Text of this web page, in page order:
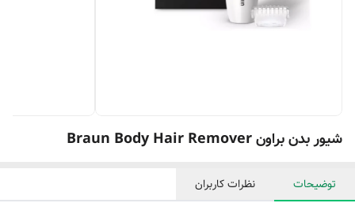
شیور بدن براون Braun Body Hair Remover
توضیحات نظرات کاربران